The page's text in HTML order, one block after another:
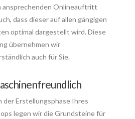
ansprechenden Onlineauftritt
dass dieser auf allen gängigen
optimal dargestellt wird. Diese
übernehmen wir
auch für Sie.
der Erstellungsphase Ihres
legen wir die Grundsteine für